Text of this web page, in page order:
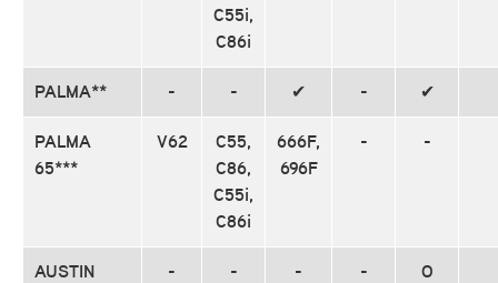
C55i,
C86i
PALMA** - - ✔ - ✔
PALMA
65***
V62
C55,
C86,
C55i,
C86i
666F,
696F
- -
AUSTIN - - - - O